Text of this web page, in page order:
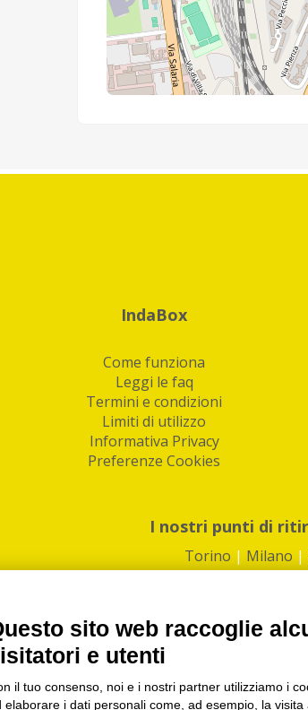
IndaBox
Come funziona
Leggi le faq
Termini e condizioni
Limiti di utilizzo
Informativa Privacy
Preferenze Cookies
I nostri punti di
Torino | Milano |
PI/CF/N°Iscr.: 10821360012 |
IndaBox | Oltre 11.500 punti di ritiro
sito web raccoglie
e utenti
il tuo consenso, noi e i nostri partner utilizziamo i
elaborare i dati personali come, ad esempio, la